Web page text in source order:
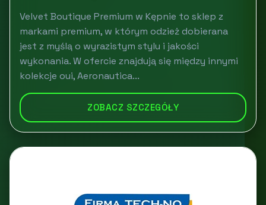
Velvet Boutique Premium w Kępnie to sklep z
markami premium, w którym odzież dobierana
jest z myślą o wyrazistym stylu i jakości
wykonania. W ofercie znajdują się między innymi
kolekcje oui, Aeronautica...
ZOBACZ SZCZEGÓŁY